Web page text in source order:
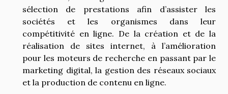
sélection de prestations afin d’assister les
sociétés et les organismes dans leur
compétitivité en ligne. De la création et de la
réalisation de sites internet, à l’amélioration
pour les moteurs de recherche en passant par le
marketing digital, la gestion des réseaux sociaux
et la production de contenu en ligne.